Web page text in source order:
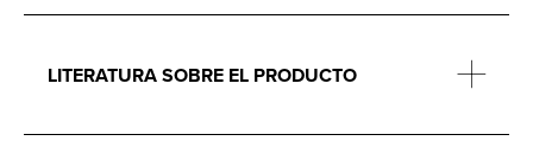
LITERATURA SOBRE EL PRODUCTO